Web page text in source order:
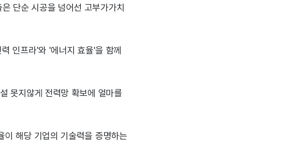
단순 시공을 넘어선 고부가가치
인프라'와 '에너지 효율'을 함께
못지않게 전력망 확보에 얼마를
이 해당 기업의 기술력을 증명하는